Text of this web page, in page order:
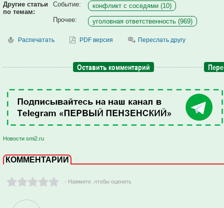
Другие статьи
по темам:
Событие:
конфликт с соседями (10)
Прочее:
уголовная ответственность (969)
Распечатать PDF версия Переслать другу
Оставить комментарий
Новости smi2.ru
КОММЕНТАРИИ
- Нажмите ,чтобы оценить